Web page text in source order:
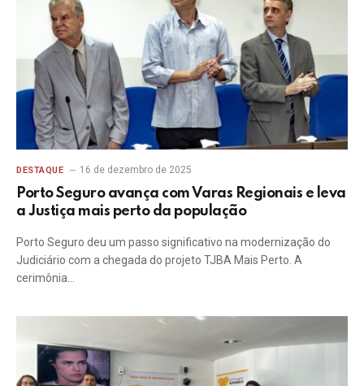
DESTAQUE 16 de dezembro de 2025
Porto Seguro avança com Varas Regionais e leva
a Justiça mais perto da população
Porto Seguro deu um passo significativo na modernização do
Judiciário com a chegada do projeto TJBA Mais Perto. A
cerimônia…